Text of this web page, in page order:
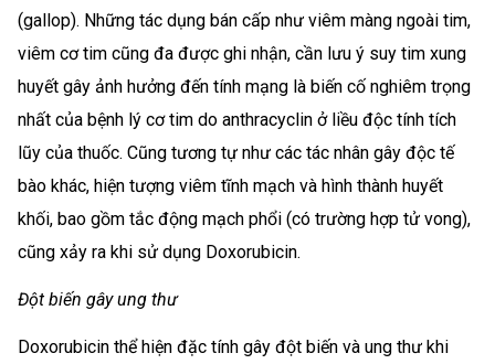
(gallop). Những tác dụng bán cấp như viêm màng ngoài tim,
viêm cơ tim cũng đa được ghi nhận, cần lưu ý suy tim xung
huyết gây ảnh hưởng đến tính mạng là biến cố nghiêm trọng
nhất của bệnh lý cơ tim do anthracyclin ở liều độc tính tích
lũy của thuốc. Cũng tương tự như các tác nhân gây độc tế
bào khác, hiện tượng viêm tĩnh mạch và hình thành huyết
khối, bao gồm tắc động mạch phổi (có trường hợp tử vong),
cũng xảy ra khi sử dụng Doxorubicin.
Đột biến gây ung thư
Doxorubicin thể hiện đặc tính gây đột biến và ung thư khi